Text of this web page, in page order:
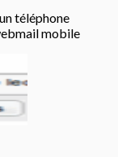
téléphone
mobile